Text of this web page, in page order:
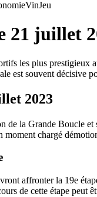
VinJeu
21 juillet
les plus
est souvent décisive
2023
la Grande Boucle
moment chargé
affronter la 19e
de cette étape peut